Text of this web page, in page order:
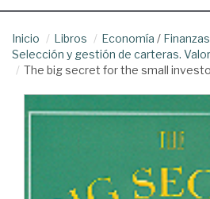
Inicio Libros Economía / Finanzas
Selección y gestión de carteras.
The big secret for the small